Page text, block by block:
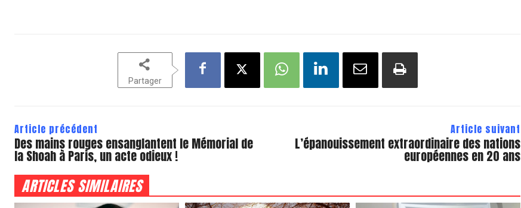
Partager
Article précédent
Des mains rouges ensanglantent le Mémorial de
la Shoah à Paris, un acte odieux !
Article suivant
L’épanouissement extraordinaire des nations
européennes en 20 ans
ARTICLES SIMILAIRES